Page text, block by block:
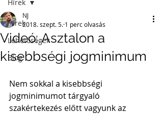
Hírek
Lehetőségek
Blog
Hírek
Videó: Asztalon a
kisebbségi jogminimum
NJ
2018. szept. 5. 1 perc olvasás
Nem sokkal a kisebbségi
jogminimumot tárgyaló
szakértekezés előtt vagyunk az